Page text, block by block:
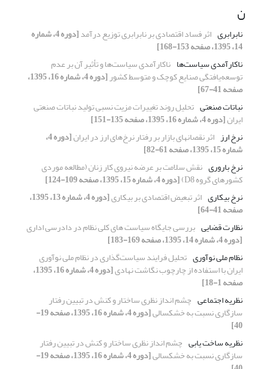
ن
نابرابری اثر فساد اقتصادی بر نابرابری توزیع درآمد [دوره 4، شماره
14، 1395، صفحه 153-168]
ناکارآمدی سیاست‌ها ناکارآمدی سیاست‌ها و تأثیر آن بر عدم
توسعه‌یافتگی صنایع کوچک و متوسط کشور [دوره 4، شماره 16، 1395،
صفحه 41-67]
نباتات صنعتی تحلیل روند تغییرات مزیت نسبی تولید نباتات صنعتی
ایران[دوره 4، شماره 16، 1395، صفحه 135-151]
نرخ ارز اثر نقصانهای بازار بر رفتار نرخ‌های ارز در ایران [دوره 4،
شماره 15، 1395، صفحه 61-82]
نرخ باروری نقش سلامت بر عرضه نیروی کار زنان (مطالعه موردی
کشورهای گروه D8)
[دوره 4، شماره 15، 1395، صفحه 109-124]
نرخ بیکاری اثر تبعیض اقتصادی بر بیکاری [دوره 4، شماره 13، 1395،
صفحه 41-64]
نظارت قضایی بررسی جایگاه سیاست های کلی نظام در دادرسی اداری
[دوره 4، شماره 14، 1395، صفحه 169-183]
نظام‌ ملی نوآوری تحلیل فرایند سیاست‌گذاری در نظام ملی نوآوری
ایران با استفاده از چارچوب نگاشت نهادی [دوره 4، شماره 16، 1395،
صفحه 1-18]
نظریه اجتماعی چشم انداز نظری ساختار و کنش در تبیین رفتار
سازگاری نسبت به خشکسالی [دوره 4، شماره 16، 1395، صفحه 19-
40]
نظریه ساخت یابی چشم انداز نظری ساختار و کنش در تبیین رفتار
سازگاری نسبت به خشکسالی [دوره 4، شماره 16، 1395، صفحه 19-